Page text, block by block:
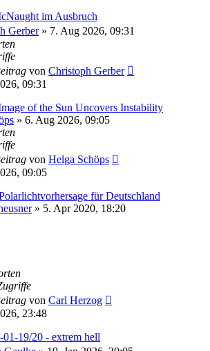
im Ausbruch
Gerber» 7. Aug 2026, 09:31
von Christoph Gerber
09:31
of the Sun Uncovers Instability
» 6. Aug 2026, 09:05
von Helga Schöps
09:05
für Deutschland
» 5. Apr 2020, 18:20
von Carl Herzog
23:48
19/20 - extrem hell